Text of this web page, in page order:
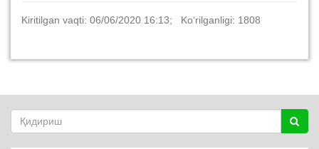
Kiritilgan vaqti: 06/06/2020 16:13; Ko‘rilganligi: 1808